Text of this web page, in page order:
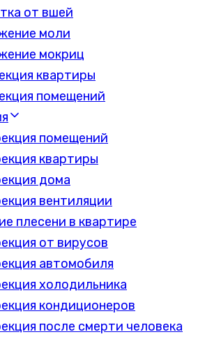
от вшей
моли
мокриц
квартиры
помещений
помещений
квартиры
дома
вентиляции
плесени в квартире
от вирусов
автомобиля
холодильника
кондиционеров
после смерти человека